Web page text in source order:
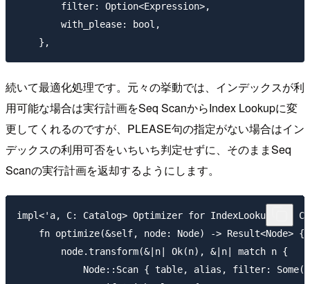
        filter: Option<Expression>,
        with_please: bool,
続いて最適化処理です。元々の挙動では、インデックスが利
用可能な場合は実行計画をSeq ScanからIndex Lookupに変
更してくれるのですが、PLEASE句の指定がない場合はイン
デックスの利用可否をいちいち判定せずに、そのままSeq
Scanの実行計画を返却するようにします。
impl<'a, C: Catalog> Optimizer for IndexLookup<'a,
    fn optimize(&self, node: Node) -> Result<Node> {
        node.transform(&|n| Ok(n), &|n| match n {
Node::Scan { table, alias, filter: